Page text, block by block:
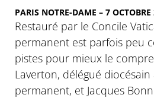
PARIS NOTRE-DAME – 7
Restauré par le Concile
permanent est parfois peu
pistes pour mieux le
Laverton, délégué
permanent, et Jacques